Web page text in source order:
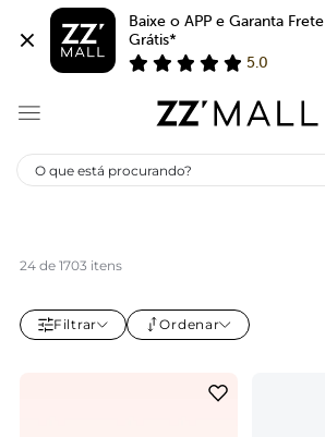
Baixe o APP e Garanta Frete
Grátis*
5.0
ALEXANDRE BIRMAN
24 de 1703 itens
Filtrar Ordenar